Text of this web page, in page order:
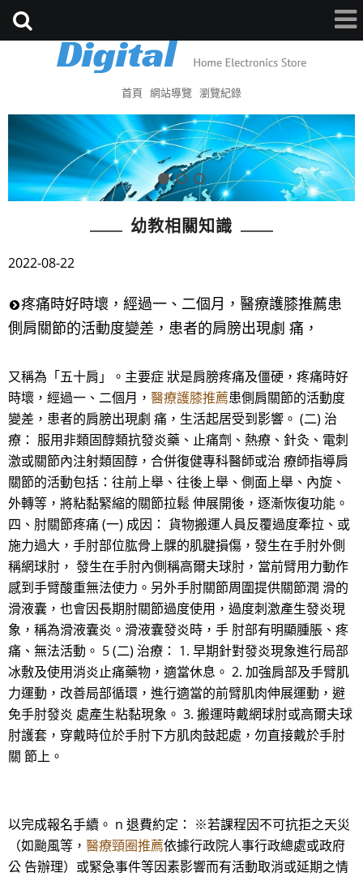
首頁 網站導覽 瀏覽紀錄
幼教相關知識
2022-08-22
疼痛時好時壞，經過一、二個月，醫療護膝推薦患
側肩關節的活動度變差，患者的肩膀出現劇 痛，
又稱為「五十肩」。主要症 狀是肩膀疼痛及僵硬，疼痛時好
時壞，經過一、二個月， 醫療護膝推薦患側肩關節的活動度
變差，患者的肩膀出現劇 痛，生活起居受到影響。 (二) 治
療： 服用非類固醇類抗發炎藥、止痛劑、熱療、針灸、電刺
激或關節內注射類固醇，合併復健專科醫師或治 療師指導肩
關節的活動包括：往前上舉、往後上舉、側面上舉、內旋、
外轉等，將粘黏緊縮的關節拉鬆 伸展開後，逐漸恢復功能。
四、肘關節疼痛 (一) 成因： 貨物搬運人員反覆過度牽拉、或
施力過大，手肘部位肱骨上髁的肌腱損傷，發生在手肘外側
稱網球肘， 發生在手肘內側稱高爾夫球肘，當前臂用力動作
感到手臂酸重無法使力。另外手肘關節周圍提供關節潤 滑的
滑液囊，也會因長期肘關節過度使用，過度刺激產生發炎現
象，稱為滑液囊炎。滑液囊發炎時，手 肘部有明顯腫脹、疼
痛、無法活動。 5 (二) 治療： 1. 早期針對發炎現象進行局部
冰敷及使用消炎止痛藥物，適當休息。 2. 加強肩部及手臂肌
力運動，改善局部循環，進行適當的前臂肌肉伸展運動，避
免手肘發炎 處產生粘黏現象。 3. 搬運時戴網球肘或高爾夫球
肘護套，穿戴時位於手肘下方肌肉鼓起處，勿直接戴於手肘
關 節上。
以完成報名手續。 n 退費約定： ※若課程因不可抗拒之天災
（如颱風等， 醫療頸圈推薦依據行政院人事行政總處或政府
公 告辦理）或緊急事件等因素影響而有活動取消或延期之情